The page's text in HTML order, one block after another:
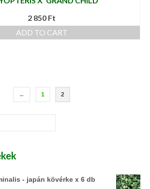
2 850 Ft
ADD TO CART
← 1 2
- japán kövérke x 6 db